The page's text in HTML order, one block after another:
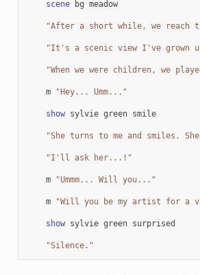
scene bg meadow
"After a short while, we reach
"It's a scenic view I've grown
"When we were children, we
m "Hey... Umm..."
show sylvie green smile
"She turns to me and smiles.
"I'll ask her...!"
m "Ummm... Will you..."
m "Will you be my artist for a
show sylvie green surprised
"Silence."